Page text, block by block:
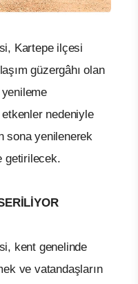
Kartepe ilçesi
güzergâhı olan
yenileme
etkenler nedeniyle
sona yenilenerek
getirilecek.
kent genelinde
ve vatandaşların